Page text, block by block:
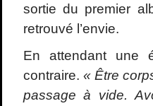
sortie du premier
retrouvé l’envie.
En attendant une
contraire. « Être
passage à vide.